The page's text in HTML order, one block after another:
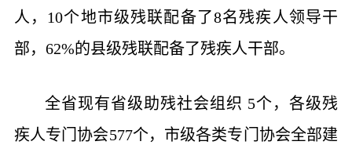
人，10个地市级残联配备了8名残疾人领导干
部，62%的县级残联配备了残疾人干部。
全省现有省级助残社会组织 5个，各级残
疾人专门协会577个，市级各类专门协会全部建